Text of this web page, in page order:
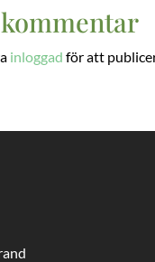
inloggad för att